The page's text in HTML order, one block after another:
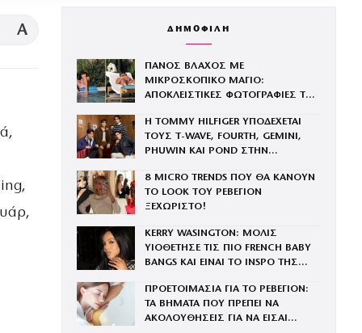
A ΔΗΜΟΦΙΛΗ
ΠΑΝΟΣ ΒΛΑΧΟΣ ΜΕ
ΜΙΚΡΟΣΚΟΠΙΚΟ ΜΑΓΙΟ:
ΑΠΟΚΛΕΙΣΤΙΚΕΣ ΦΩΤΟΓΡΑΦΙΕΣ ΤΟΥ
Η TOMMY HILFIGER ΥΠΟΔΕΧΕΤΑΙ
ΤΟΥΣ Τ-WAVE, FOURTH, GEMINI,
PHUWIN ΚΑΙ POND ΣΤΗΝ
8 MICRO TRENDS ΠΟΥ ΘΑ ΚΑΝΟΥΝ
ΤΟ LOOK ΤΟΥ ΡΕΒΕΓΙΟΝ
ΞΕΧΩΡΙΣΤΟ!
KERRY WASINGTON: ΜΟΛΙΣ
ΥΙΟΘΕΤΗΣΕ ΤΙΣ ΠΙΟ FRENCH BABY
BANGS ΚΑΙ ΕΙΝΑΙ ΤΟ INSPO ΤΗΣ
ΠΡΟΕΤΟΙΜΑΣΙΑ ΓΙΑ ΤΟ ΡΕΒΕΓΙΟΝ:
ΤΑ ΒΗΜΑΤΑ ΠΟΥ ΠΡΕΠΕΙ ΝΑ
ΑΚΟΛΟΥΘΗΣΕΙΣ ΓΙΑ ΝΑ ΕΙΣΑΙ